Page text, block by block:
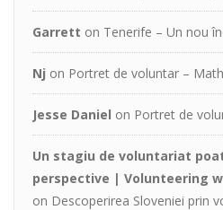
Garrett on Tenerife – Un nou
Nj on Portret de voluntar –
Jesse Daniel on Portret de
Un stagiu de voluntariat
perspective | Volunteering
on Descoperirea Sloveniei prin